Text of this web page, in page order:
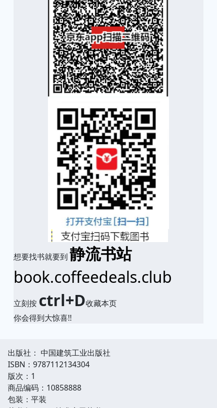
想要找书就要到 静流书站
book.coffeedeals.club
立刻按 ctrl+D收藏本页
你会得到大惊喜!!
出版社： 中国建筑工业出版社
ISBN：9787112134304
版次：1
商品编码：10858888
包装：平装